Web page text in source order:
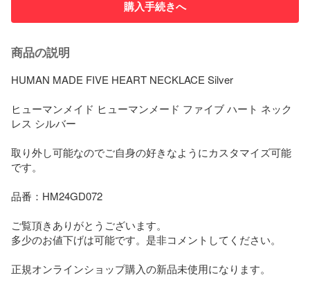
購入手続きへ
商品の説明
HUMAN MADE FIVE HEART NECKLACE Silver
ヒューマンメイド ヒューマンメード ファイブ ハート ネック
レス シルバー
取り外し可能なのでご自身の好きなようにカスタマイズ可能
です。
品番：HM24GD072
ご覧頂きありがとうございます。
多少のお値下げは可能です。是非コメントしてください。
正規オンラインショップ購入の新品未使用になります。